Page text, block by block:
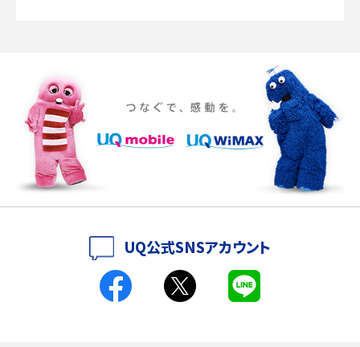
iPhone 16eとiPhone SE（第3世代）の違いは？サイズやスペックを比較して解説
iPhone 16eとiPhone 14を徹底比較！スペック・機能の違いをわかりやすく紹介
iPhone 16シリーズのモデルを比較！価格・サイズ・カメラ性能の違いを徹底解説
iPhone 16とiPhone 15の違いは？カメラ・スペック・機能を徹底比較
スマホが高い理由は？購入費用を抑える方法や端末を選ぶ時の注意点を解説！
UQ公式SNSアカウント